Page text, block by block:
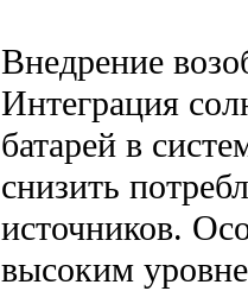
Внедрение
Интеграция
батарей в
снизить
источников.
высоким